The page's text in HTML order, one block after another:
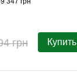
грн
Купить